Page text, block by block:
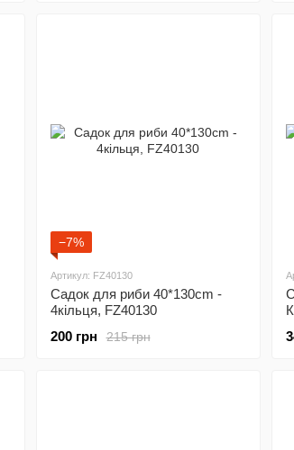
−7%
Артикул: FZ40130
Садок для риби 40*130сm -
4кiльця, FZ40130
215 грн
200 грн